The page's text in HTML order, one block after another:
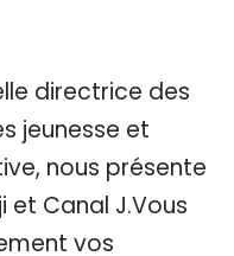
directrice des
jeunesse et
nous présente
et Canal J.Vous
vos